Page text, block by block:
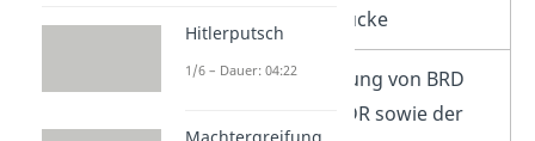
Luftbrücke
1949
Gründung von BRD
und DDR sowie der
Hitlerputsch
1/6 – Dauer: 04:22